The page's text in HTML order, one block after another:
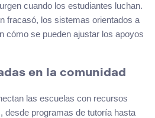
cuando los estudiantes luchan.
fracasó, los sistemas orientados a
cómo se pueden ajustar los apoyos
en la comunidad
las escuelas con recursos
desde programas de tutoría hasta